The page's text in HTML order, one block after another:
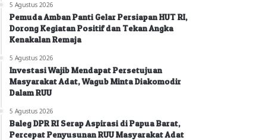
5 Agustus 2026
Pemuda Amban Panti Gelar Persiapan HUT RI,
Dorong Kegiatan Positif dan Tekan Angka
Kenakalan Remaja
5 Agustus 2026
Investasi Wajib Mendapat Persetujuan
Masyarakat Adat, Wagub Minta Diakomodir
Dalam RUU
5 Agustus 2026
Baleg DPR RI Serap Aspirasi di Papua Barat,
Percepat Penyusunan RUU Masyarakat Adat